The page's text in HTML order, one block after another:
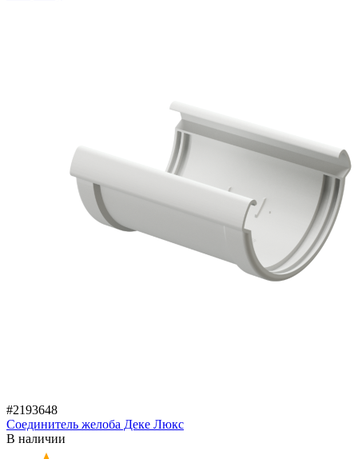
#2193648
Соединитель желоба Деке Люкс
В наличии